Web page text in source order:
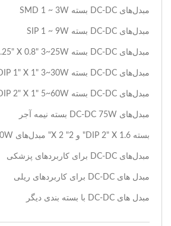
مبدل‌های DC-DC بسته SMD 1 ~ 3W
مبدل‌های DC-DC بسته SIP 1 ~ 9W
مبدل‌های DC-DC بسته DIP 1.25" X 0.8" 3~25W
مبدل‌های DC-DC بسته DIP 1" X 1" 3~30W
مبدل‌های DC-DC بسته DIP 2" X 1" 5~60W
مبدل‌های DC-DC 75W بسته نیمه آجر
بسته DIP 2" X 1.6" و 2" X 2" مبدل‌های DC-DC 15~60W
مبدل‌های DC-DC برای کاربردهای پزشکی
مبدل های DC-DC برای کاربردهای ریلی
مبدل های DC-DC با بسته بندی دیگر